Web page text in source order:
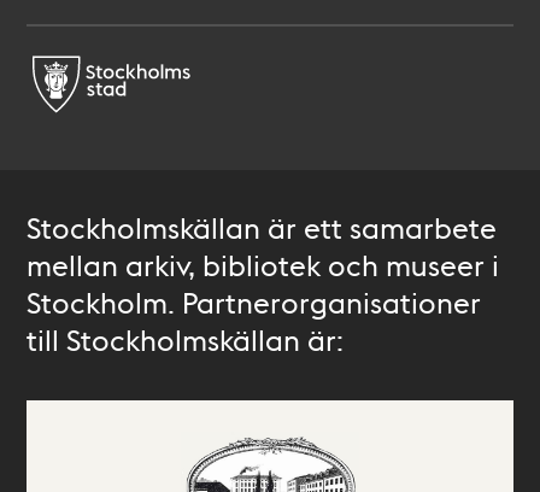
Stockholmskällan är ett samarbete
mellan arkiv, bibliotek och museer i
Stockholm. Partnerorganisationer
till Stockholmskällan är: